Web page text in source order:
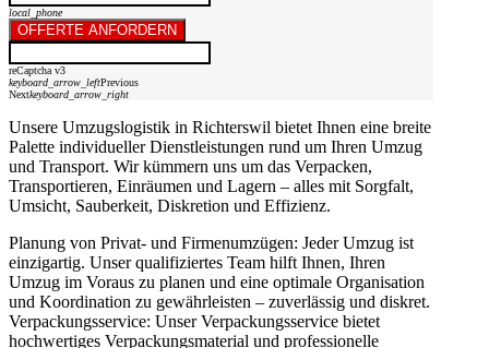
local_phone
OFFERTE ANFORDERN
reCaptcha v3
keyboard_arrow_leftPrevious
Nextkeyboard_arrow_right
Unsere Umzugslogistik in Richterswil bietet Ihnen eine breite
Palette individueller Dienstleistungen rund um Ihren Umzug
und Transport. Wir kümmern uns um das Verpacken,
Transportieren, Einräumen und Lagern – alles mit Sorgfalt,
Umsicht, Sauberkeit, Diskretion und Effizienz.
Planung von Privat- und Firmenumzügen: Jeder Umzug ist
einzigartig. Unser qualifiziertes Team hilft Ihnen, Ihren
Umzug im Voraus zu planen und eine optimale Organisation
und Koordination zu gewährleisten – zuverlässig und diskret.
Verpackungsservice: Unser Verpackungsservice bietet
hochwertiges Verpackungsmaterial und professionelle